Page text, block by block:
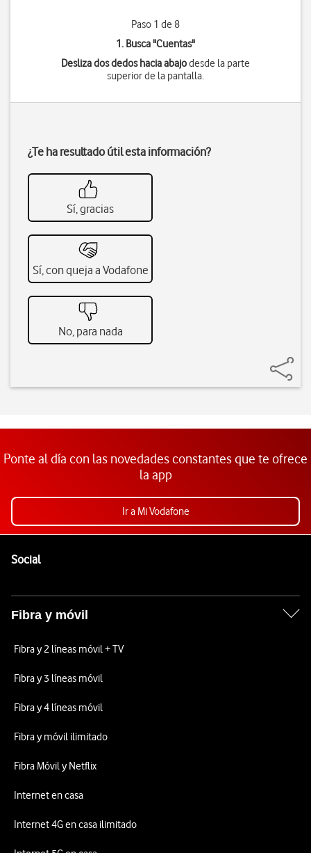
Paso 1 de 8
1. Busca "Cuentas"
Desliza dos dedos hacia abajodesde la parte
superior de la pantalla.
¿Te ha resultado útil esta información?
Sí, gracias
Sí, con queja a Vodafone
No, para nada
Ponte al día con las novedades constantes que te ofrece
la app
Ir a Mi Vodafone
SocialEnlaces a las redes sociales de Vodafone
Fibra y móvil
Fibra y 2 líneas móvil + TV
Fibra y 3 líneas móvil
Fibra y 4 líneas móvil
Fibra y móvil ilimitado
Fibra Móvil y Netflix
Internet en casa
Internet 4G en casa ilimitado